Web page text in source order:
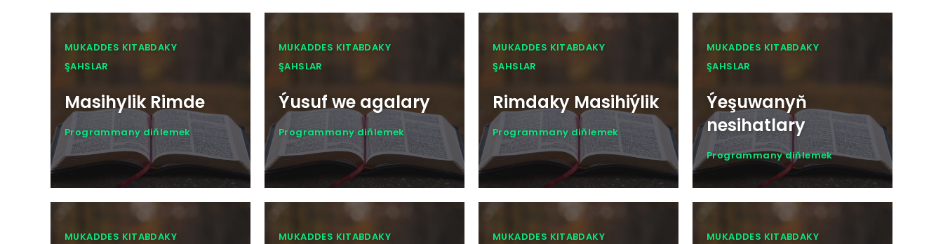
MUKADDES KITABDAKY
ŞAHSLAR
Masihylik Rimde
Programmany diňlemek
MUKADDES KITABDAKY
ŞAHSLAR
Ýusuf we agalary
Programmany diňlemek
MUKADDES KITABDAKY
ŞAHSLAR
Rimdaky Masihiýlik
Programmany diňlemek
MUKADDES KITABDAKY
ŞAHSLAR
Ýeşuwanyň
nesihatlary
Programmany diňlemek
MUKADDES KITABDAKY
MUKADDES KITABDAKY
MUKADDES KITABDAKY
MUKADDES KITABDAKY